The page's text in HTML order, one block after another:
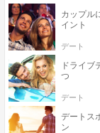
カップル
イント
デート
ドライブ
つ
デート
デートス
ン